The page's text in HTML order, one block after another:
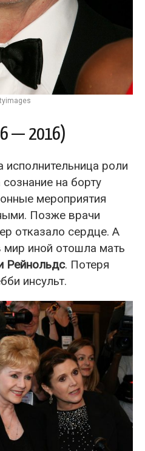
— 2016)
роли
на борту
мероприятия
Позже врачи
отказало сердце. А
иной отошла мать
Рейнольдс. Потеря
инсульт.